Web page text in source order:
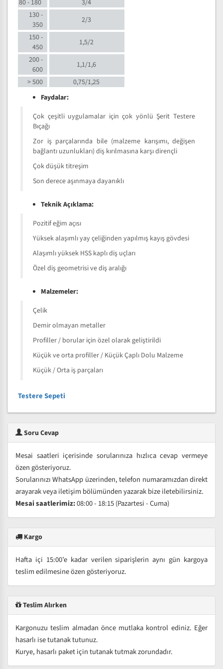
80 - 180
3/4
130 -
350
2/3
150 -
450
1,5/2
200 -
600
1,1/1,6
> 500
0,75/1,25
Faydalar:
Çok çeşitli uygulamalar için çok yönlü Şerit Testere
Bıçağı
Zor iş parçalarında bile (malzeme karışımı, değişen
bağlantı uzunlukları) diş kırılmasına karşı dirençli
Çok düşük titreşim
Son derece aşınmaya dayanıklı
Teknik Açıklama:
Pozitif eğim açısı
Yüksek alaşımlı yay çeliğinden yapılmış kayış gövdesi
Alaşımlı yüksek HSS kaplı diş uçları
Özel diş geometrisi ve diş aralığı
Malzemeler:
Çelik
Demir olmayan metaller
Profiller / borular için özel olarak geliştirildi
Küçük ve orta profiller / Küçük Çaplı Dolu Malzeme
Küçük / Orta iş parçaları
Testere Sepeti
Soru Cevap
Mesai saatleri içerisinde sorularınıza hızlıca cevap vermeye
özen gösteriyoruz.
Sorularınızı WhatsApp üzerinden, telefon numaramızdan direkt
arayarak veya iletişim bölümünden yazarak bize iletebilirsiniz.
Mesai saatlerimiz:08:00 - 18:15 (Pazartesi - Cuma)
Kargo
Hafta içi 15:00’e kadar verilen siparişlerin aynı gün kargoya
teslim edilmesine özen gösteriyoruz.
Teslim Alırken
Kargonuzu teslim almadan önce mutlaka kontrol ediniz. Eğer
hasarlı ise tutanak tutunuz.
Kurye, hasarlı paket için tutanak tutmak zorundadır.